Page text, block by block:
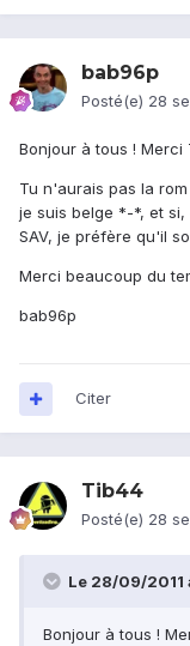
bab96p
Posté(e) 28
Bonjour à tous !
Tu n'aurais pas la rom
je suis belge *-*, et
SAV, je préfère qu'il
Merci beaucoup du
bab96p
Citer
Tib44
Posté(e) 28
Le 28/09/2011
Bonjour à tous !